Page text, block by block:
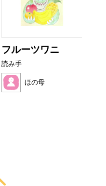
フルーツワニ
読み手
ほの母